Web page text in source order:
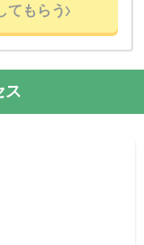
てもらう
ス